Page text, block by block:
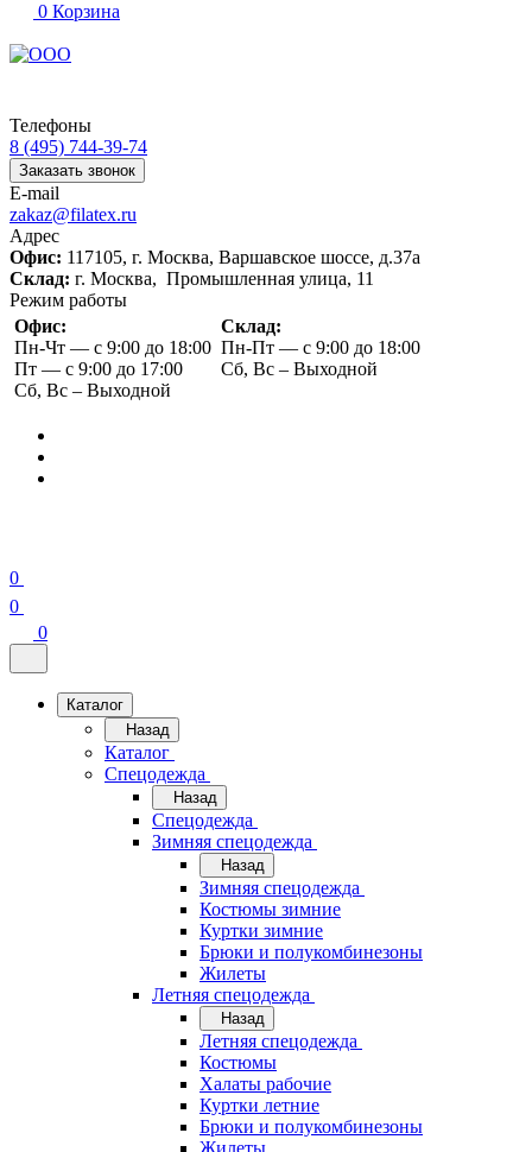
0 Корзина
Телефоны
8 (495) 744-39-74
Заказать звонок
E-mail
zakaz@filatex.ru
Адрес
Офис: 117105, г. Москва, Варшавское шоссе, д.37а
Склад: г. Москва, Промышленная улица, 11
Режим работы
Офис:
Пн-Чт — с 9:00 до 18:00
Пт — с 9:00 до 17:00
Сб, Вс – Выходной
Склад:
Пн-Пт — с 9:00 до 18:00
Сб, Вс – Выходной
0
0
0
Каталог
Назад
Каталог
Спецодежда
Назад
Спецодежда
Зимняя спецодежда
Назад
Зимняя спецодежда
Костюмы зимние
Куртки зимние
Брюки и полукомбинезоны
Жилеты
Летняя спецодежда
Назад
Летняя спецодежда
Костюмы
Халаты рабочие
Куртки летние
Брюки и полукомбинезоны
Жилеты